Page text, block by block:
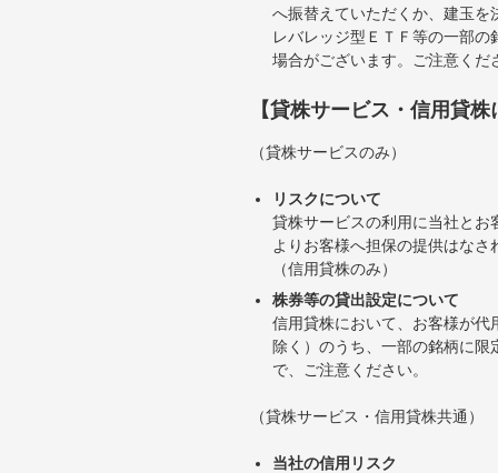
へ振替えていただくか、建玉
レバレッジ型ＥＴＦ等の一部
場合がございます。ご注意くだ
【貸株サービス・信用貸
（貸株サービスのみ）
リスクについて
貸株サービスの利用に当社と
よりお客様へ担保の提供はな
（信用貸株のみ）
株券等の貸出設定について
信用貸株において、お客様が
除く）のうち、一部の銘柄に
で、ご注意ください。
（貸株サービス・信用貸株共通）
当社の信用リスク